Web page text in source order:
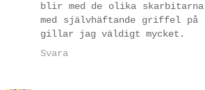
blir med de olika
med självhäftande griffel på
gillar jag väldigt mycket.
Svara